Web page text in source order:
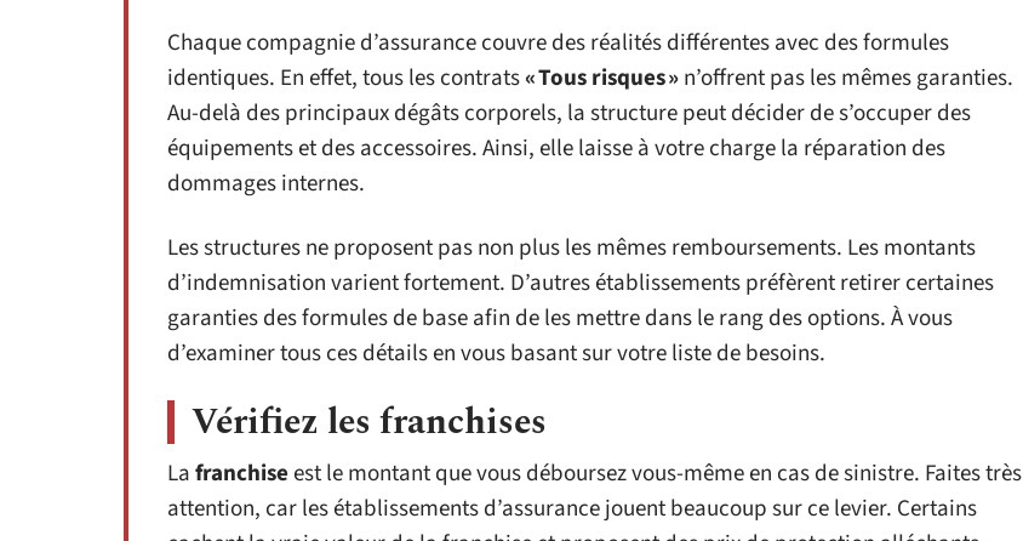
Chaque compagnie d’assurance couvre des réalités différentes avec des formules
identiques. En effet, tous les contrats« Tous risques »n’offrent pas les mêmes garanties.
Au-delà des principaux dégâts corporels, la structure peut décider de s’occuper des
équipements et des accessoires. Ainsi, elle laisse à votre charge la réparation des
dommages internes.
Les structures ne proposent pas non plus les mêmes remboursements. Les montants
d’indemnisation varient fortement. D’autres établissements préfèrent retirer certaines
garanties des formules de base afin de les mettre dans le rang des options. À vous
d’examiner tous ces détails en vous basant sur votre liste de besoins.
Vérifiez les franchises
Lafranchiseest le montant que vous déboursez vous-même en cas de sinistre. Faites très
attention, car les établissements d’assurance jouent beaucoup sur ce levier. Certains